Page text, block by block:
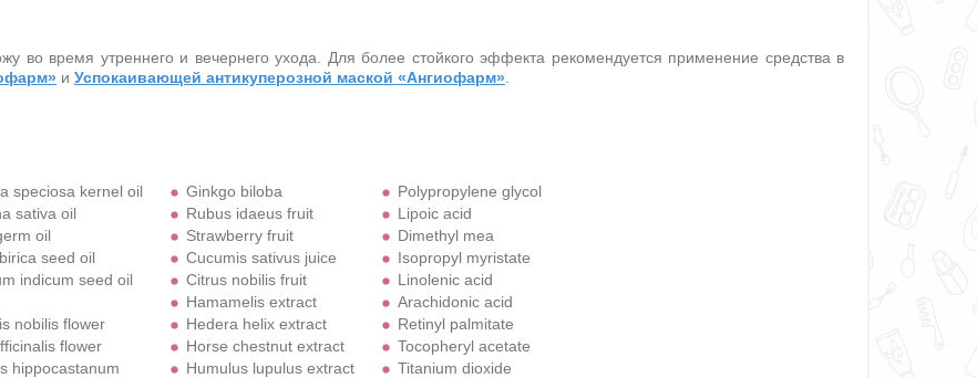
во время утреннего и вечернего ухода. Для более стойкого эффекта рекомендуется применение средства в
и Успокаивающей антикуперозной маской «Ангиофарм»
speciosa kernel oil
sativa oil
oil
seed oil
indicum seed oil
nobilis flower
flower
hippocastanum
Ginkgo biloba
Rubus idaeus fruit
Strawberry fruit
Cucumis sativus juice
Citrus nobilis fruit
Hamamelis extract
Hedera helix extract
Horse chestnut extract
Humulus lupulus extract
Polypropylene glycol
Lipoic acid
Dimethyl mea
Isopropyl myristate
Linolenic acid
Arachidonic acid
Retinyl palmitate
Tocopheryl acetate
Titanium dioxide